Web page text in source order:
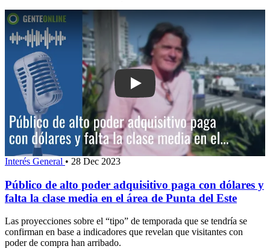
Play: Público de alto poder
Interés General • 28 Dec 2023
Público de alto poder adquisitivo paga con dólares y
falta la clase media en el área de Punta del Este
Las proyecciones sobre el “tipo” de temporada que se tendría se
confirman en base a indicadores que revelan que visitantes con
poder de compra han arribado.